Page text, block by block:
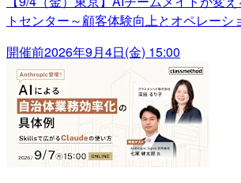
トセンター～顧客体験向上とオペレーシ
開催前2026年9月4日(金) 15:00